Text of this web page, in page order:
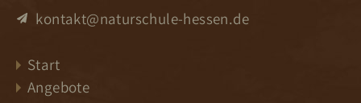
kontakt@naturschule-hessen.de
Start
Angebote